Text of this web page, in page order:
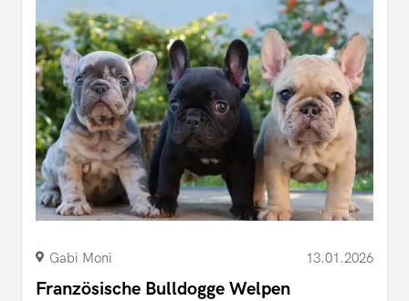
Gabi Moni 13.01.2026
Französische Bulldogge Welpen